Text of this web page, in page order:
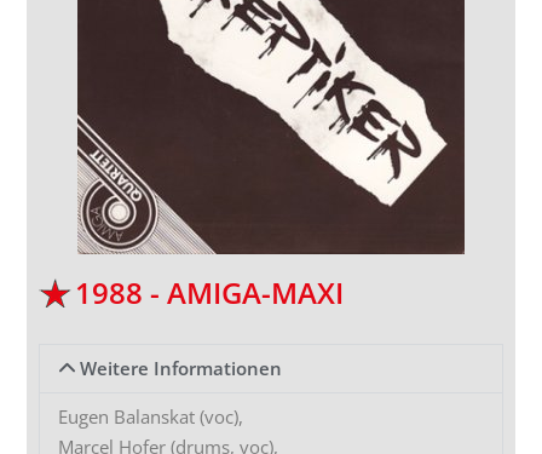
1988 - AMIGA-MAXI
Weitere Informationen
Eugen Balanskat (voc),
Marcel Hofer (drums, voc),